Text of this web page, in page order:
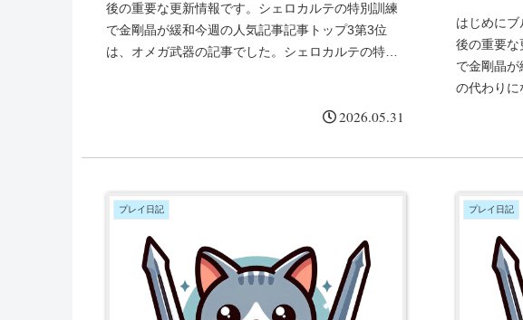
後の重要な更新情報です。シェロカルテの特別訓練
で金剛晶が緩和今週の人気記事記事トップ3第3位
は、オメガ武器の記事でした。シェロカルテの特別
2026.05.31
はじめに
後の重要な
で金剛晶
の代わりに
で十賢者
プレイ日記 プレイ日記